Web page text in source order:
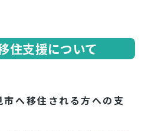
住支援について
へ移住される方への支